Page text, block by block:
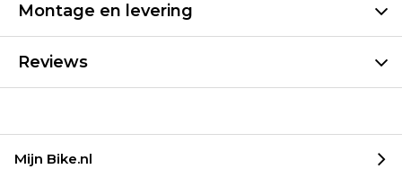
Montage en levering
Reviews
Mijn Bike.nl